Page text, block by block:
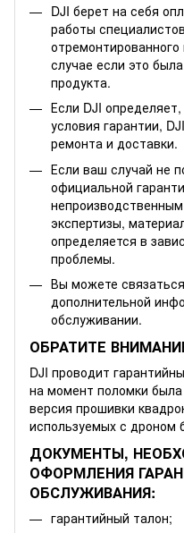
DJI берет на себя
работы
отремонтированного
случае если это
продукта.
Если DJI
условия гарантии,
ремонта и доставки.
Если ваш случай не
официальной
экспертизы,
определяется в
проблемы.
Вы можете
дополнительной
обслуживании.
ОБРАТИТЕ
DJI проводит
на момент поломки
версия прошивки
используемых с дроном
ДОКУМЕНТЫ,
ОФОРМЛЕНИЯ
ОБСЛУЖИВАНИЯ:
гарантийный талон;